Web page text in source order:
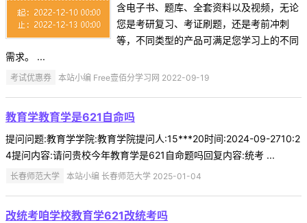
含电子书、题库、全套资料以及视频，无论
您是考研复习、考证刷题，还是考前冲刺
等，不同类型的产品可满足您学习上的不同
需求。 ...
考试优惠券 本站小编 Free壹佰分学习网 2022-09-19
教育学教育学是621自命吗
提问问题:教育学学院:教育学院提问人:15***20时间:2024-09-2710:2
4提问内容:请问贵校今年教育学是621自命题吗回复内容:统考 ...
长春师范大学 本站小编 长春师范大学 2025-01-04
改统考咱学校教育学621改统考吗